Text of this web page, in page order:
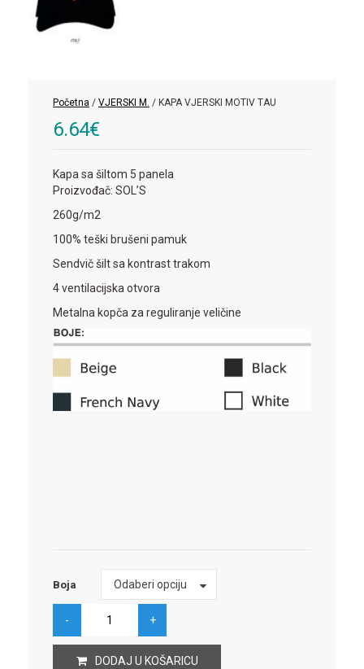
Početna / VJERSKI M. / KAPA VJERSKI MOTIV TAU
6.64€
Kapa sa šiltom 5 panela
Proizvođač: SOL’S
260g/m2
100% teški brušeni pamuk
Sendvič šilt sa kontrast trakom
4 ventilacijska otvora
Metalna kopča za reguliranje veličine
Boja Odaberi opciju
Boja
DODAJ U KOŠARICU